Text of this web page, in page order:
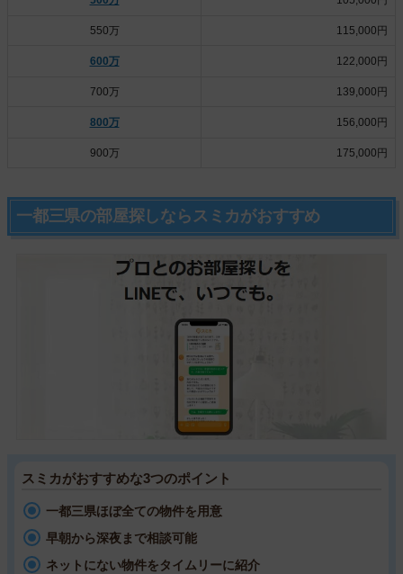
550万 115,000円
600万 122,000円
700万 139,000円
800万 156,000円
900万 175,000円
一都三県の部屋探しならスミカがおすすめ
スミカがおすすめな3つのポイント
一都三県ほぼ全ての物件を用意
早朝から深夜まで相談可能
ネットにない物件をタイムリーに紹介